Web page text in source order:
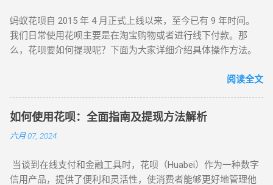
（不包括花呗套现次数），用户的花呗额度也会相应提升。 然
而，部分人因某些缘由需要现金，却无法直接从花呗取现，便
产生了套现的想法。花呗套现即把花呗信用额度提取出来并转
实现。用户在商家或中介处虚假购买商品，并用花呗额度支
付，商家或中介将款项返还给用户，同时收取一定手续费。 要
注意的是，花呗额度仅能用于特定商户的购物消费，不能直接
当作现金。当用户套现成功后，套现金额会存于花呗账户，需
在到期还款日之前还款，若无法一次性还清，可选择分期还
频繁套现。此外，花呗套现存在一定风险，如遭遇欺诈行为或
蚂蚁花呗自 2015 年 4 月正式上线以来，至今已有 9 年时间。
我们日常使用花呗主要是在淘宝购物或者进行线下付款。那
么，花呗要如何提现呢？下面为大家详细介绍具体操作方法。
下消费时用来付钱的那个“收钱码”。将花呗的钱扫到“收钱码”
呗）。 在支付宝的搜索栏中搜索“收钱码”。 点击“申请收钱
码”。 可以选择“官方寄送”，付完款后，官方会将“收钱码”寄到
你填写的地址。收到后，你就拥有了属于自己的二维码。或者
己的“收钱码”后，你就可以将自己花呗的钱通过“收钱码”扫到朋
友的账户上，然后让朋友将他的花呗钱扫到你的账户上，接着
阅读全文
如何使用花呗：全面指南及提现方法解析
六月 07, 2024
当谈到在线支付和金融工具时，花呗（Huabei）作为一种数字
信用产品，提供了便利和灵活性，使消费者能够更好地管理他